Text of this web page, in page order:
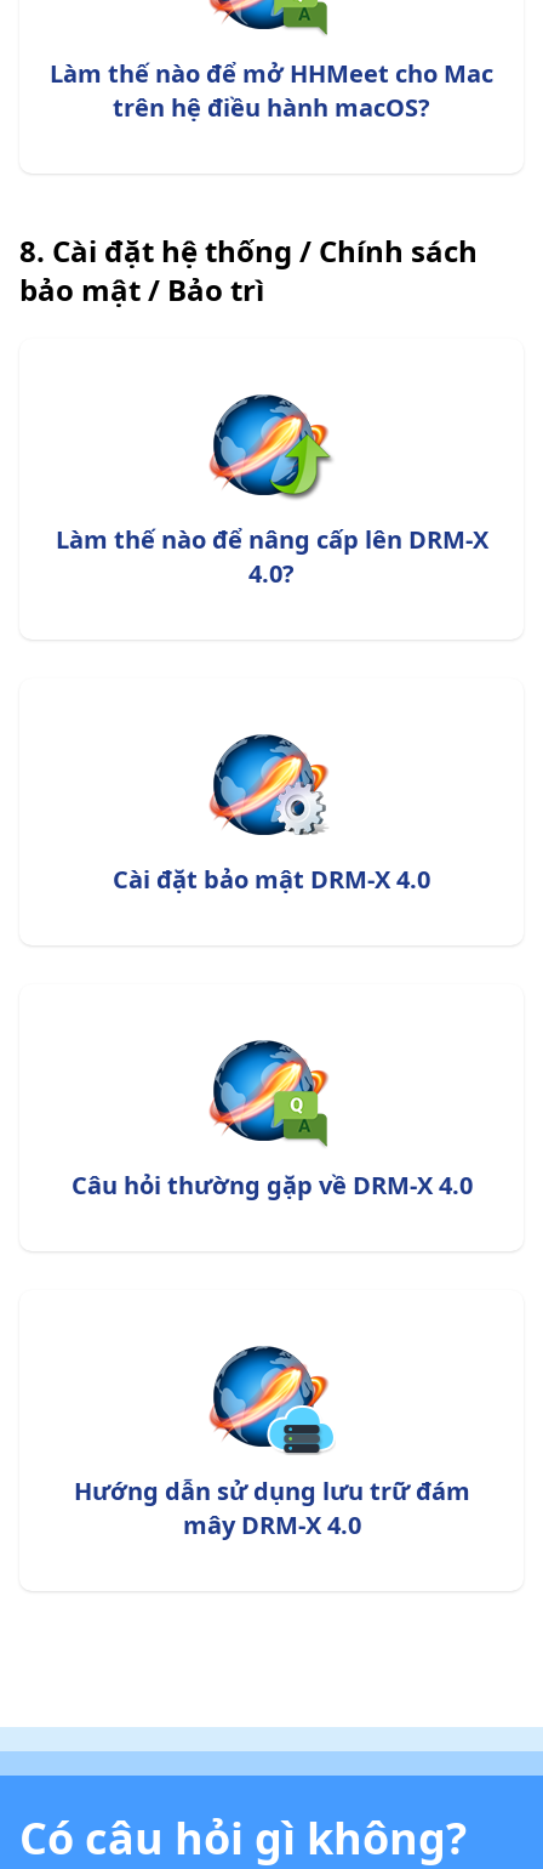
Làm thế nào để mở HHMeet cho Mac
trên hệ điều hành macOS?
8. Cài đặt hệ thống / Chính sách
bảo mật / Bảo trì
Làm thế nào để nâng cấp lên DRM-X
4.0?
Cài đặt bảo mật DRM-X 4.0
Câu hỏi thường gặp về DRM-X 4.0
Hướng dẫn sử dụng lưu trữ đám
mây DRM-X 4.0
Có câu hỏi gì không?